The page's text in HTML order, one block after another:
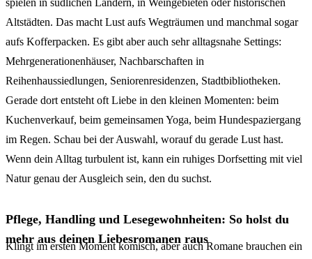
Altstädten. Das macht Lust aufs Wegträumen und manchmal sogar
aufs Kofferpacken. Es gibt aber auch sehr alltagsnahe Settings:
Mehrgenerationenhäuser, Nachbarschaften in
Reihenhaussiedlungen, Seniorenresidenzen, Stadtbibliotheken.
Gerade dort entsteht oft Liebe in den kleinen Momenten: beim
Kuchenverkauf, beim gemeinsamen Yoga, beim Hundespaziergang
im Regen. Schau bei der Auswahl, worauf du gerade Lust hast.
Wenn dein Alltag turbulent ist, kann ein ruhiges Dorfsetting mit viel
Natur genau der Ausgleich sein, den du suchst.
Pflege, Handling und Lesegewohnheiten: So holst du
mehr aus deinen Liebesromanen raus
Klingt im ersten Moment komisch, aber auch Romane brauchen ein